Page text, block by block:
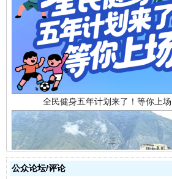
全民健身五年计划来了！等你上场
阿坝州三大球赛在茂县开幕
公众论坛/评论